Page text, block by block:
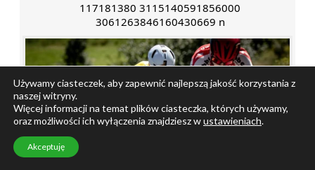
117181380 3115140591856000
3061263846160430669 n
Używamy ciasteczek, aby zapewnić najlepszą jakość korzystania z
naszej witryny.
Więcej informacji na temat plików ciasteczka, których używamy,
oraz możliwości ich wyłączenia znajdziesz wustawieniach.
Akceptuję